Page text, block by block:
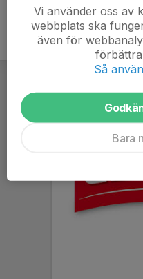
Vi använder oss av
webbplats ska
även för
Så
Bara